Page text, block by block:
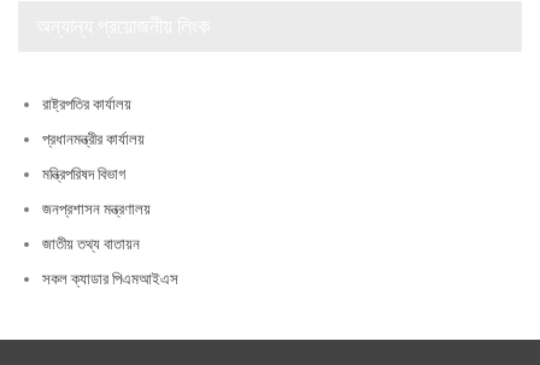
রাষ্ট্রপতির কার্যালয়
প্রধানমন্ত্রীর কার্যালয়
মন্ত্রিপরিষদ বিভাগ
জনপ্রশাসন মন্ত্রণালয়
জাতীয় তথ্য বাতায়ন
সকল ক্যাডার পিএমআইএস